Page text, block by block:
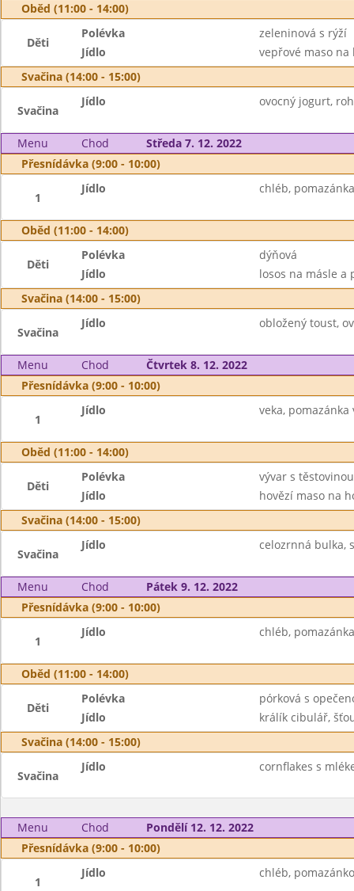
Oběd (11:00 - 14:00)
Děti
Polévka
zeleninová s rýží
Jídlo
vepřové maso
Svačina (14:00 - 15:00)
Svačina
Jídlo ovocný jogurt,
Menu Chod
Středa 7. 12. 2022
Přesnídávka (9:00 - 10:00)
1
Jídlo chléb,
Oběd (11:00 - 14:00)
Děti
Polévka
dýňová
Jídlo
losos na másle a
Svačina (14:00 - 15:00)
Svačina
Jídlo obložený toust,
Menu Chod
Čtvrtek 8. 12. 2022
Přesnídávka (9:00 - 10:00)
1
Jídlo veka,
Oběd (11:00 - 14:00)
Děti
Polévka
vývar s těstovinou
Jídlo
hovězí maso na
Svačina (14:00 - 15:00)
Svačina
Jídlo celozrnná bulka,
Menu Chod
Pátek 9. 12. 2022
Přesnídávka (9:00 - 10:00)
1
Jídlo chléb,
Oběd (11:00 - 14:00)
Děti
Polévka
pórková s
Jídlo
králík cibulář,
Svačina (14:00 - 15:00)
Svačina
Jídlo cornflakes s
Menu Chod
Pondělí 12. 12. 2022
Přesnídávka (9:00 - 10:00)
1
Jídlo chléb,